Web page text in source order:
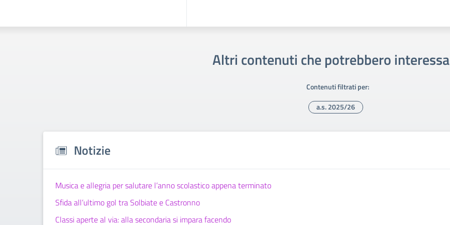
Altri contenuti che potrebbero
Contenuti filtrati per:
a.s. 2025/26
Notizie
Musica e allegria per salutare l’anno scolastico appena terminato
Sfida all’ultimo gol tra Solbiate e Castronno
Classi aperte al via: alla secondaria si impara facendo